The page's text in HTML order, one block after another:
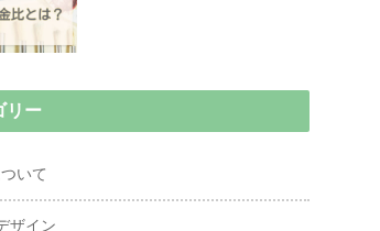
リー
いて
ザイン